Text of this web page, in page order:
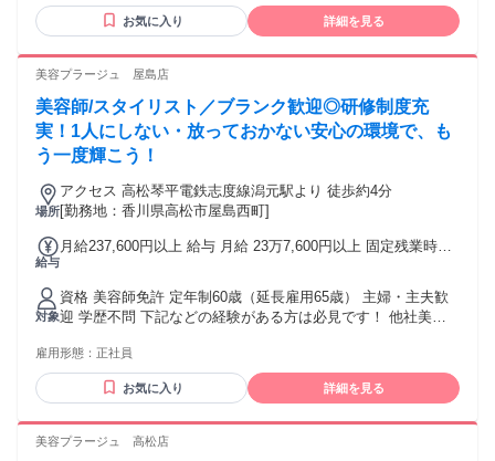
へ。 その素晴らしい経験を評価されつつ、 ワークライフバラ
ンスを確保し 産休・育休後のキャリアも 継続できる環境で
す。 ✿┈┈┈┈┈┈┈┈┈┈┈┈┈┈┈┈✿ 《入社時期のご
相談可能》 転職したいけど引き継ぎなどで現職を すぐには離
れられない方へ、弊社では 内定後の入社時期を最大2~3ヶ月
後でも 先延ばしにするなど、状況に応じて 相談可能です。で
きる限りあなたの ご都合に寄り添う形で入社時期は 決定しま
すのでぜひご応募ください。
✿┈┈┈┈┈┈┈┈┈┈┈┈┈┈┈┈✿ 《書類不要のWebカ
ジュアル面談実施》 弊社では入社後のギャップが無いよう、
書類・企業研究不要で参加いただく 「Webカジュアル面談」
を実施中♪ 大きな不安も小さな不安も、 求人だけではわから
✿┈┈┈┈┈┈┈┈┈┈┈┈┈┈┈┈✿
・役職手当 店長手当：30,000円/月 副店長手当：5,000円/月
・資格手当 危険物取扱者乙種第4類：3000円/月 3級自動車整
備士：5000円/月 2級自動車整備士：1万円/月 検査員：2万
人と関わるのが好き ・ チームで取り組むことが好き ・ 安定
した大手企業に勤めたい ・ ワークライフバランスを大切に働
格は考慮します◎ ＞ ・危険物取扱者 ・自動車整備・板金の
取得支援制度あり 働きながら資格取得と経験が積めます ＜＜
未経験スタートも大歓迎！ ＞＞ 前職ではこんな経験がある方
も活躍中です！ ・法人営業・ルート営業・電気工事士 ・エン
ジニア・品質管理・設備管理 ・物流・製造スタッフ・ドライ
バー ・飲食店・不動産・工場・販売サービス業
お気に入り 詳細を見る
美容プラージュ 屋島店
美容師/スタイリスト／ブランク歓迎◎研修制度充
実！1人にしない・放っておかない安心の環境で、も
う一度輝こう！
場所
アクセス 高松琴平電鉄志度線潟元駅より 徒歩約4分
[勤務地：香川県高松市屋島西町]
給与
月給237,600円以上 給与 月給 23万7,600円以上 固定残業時間
23万7,600円以上（研修期間 6 ヶ月） 研修中 固定残業時間
（トータル） 44時間/月 研修中 残業代 5万9,400円以上 固定
時間外手当（44h分）59,400円以上含む。超過分別途支給。
※給与は経験・能力により異なる ※上記給与は22日出勤の給
対象
資格 美容師免許 定年制60歳（延長雇用65歳） 主婦・主夫歓
迎 学歴不問 下記などの経験がある方は必見です！ 他社美容
ンなどでの美容師 スタイリスト、ヘアセット、ヘッドスパな
どの経験
雇用形態： 正社員
お気に入り 詳細を見る
美容プラージュ 高松店